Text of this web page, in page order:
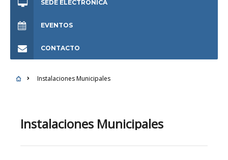
SEDE ELECTRÓNICA
EVENTOS
CONTACTO
Instalaciones Municipales
Instalaciones Municipales